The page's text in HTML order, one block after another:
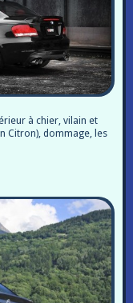
à chier, vilain et
Citron), dommage, les